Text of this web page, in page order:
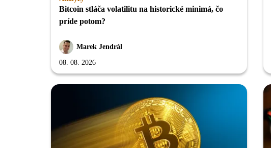
Bitcoin stláča volatilitu na historické minimá, čo
príde potom?
Marek Jendrál
08. 08. 2026